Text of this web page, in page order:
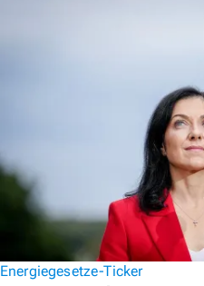
Energiegesetze-Ticker